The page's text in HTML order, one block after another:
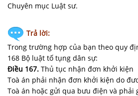
Chuyên mục Luật sư.
Trả lời:
Trong trường hợp của bạn theo quy
168 Bộ luật tố tụng dân sự:
Điều 167. Thủ tục nhận đơn khởi kiện
Toà án phải nhận đơn khởi kiện do
Toà án hoặc gửi qua bưu điện và phải